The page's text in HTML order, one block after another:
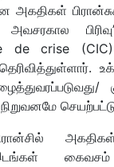
அகதிகள்
de crise
கைவசம்